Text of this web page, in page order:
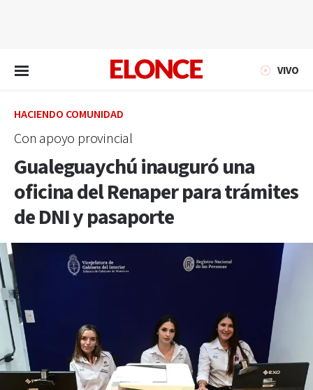
VIVO
HACIENDO COMUNIDAD
Con apoyo provincial
Gualeguaychú inauguró una
oficina del Renaper para trámites
de DNI y pasaporte